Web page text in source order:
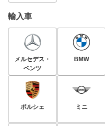
輸入車
メルセデス・
ベンツ
BMW
ポルシェ ミニ